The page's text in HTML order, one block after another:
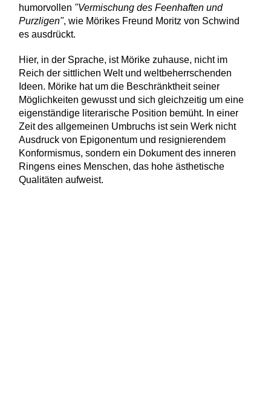
humorvollen "Vermischung des Feenhaften und
Purzligen", wie Mörikes Freund Moritz von Schwind
es ausdrückt.
Hier, in der Sprache, ist Mörike zuhause, nicht im
Reich der sittlichen Welt und weltbeherrschenden
Ideen. Mörike hat um die Beschränktheit seiner
Möglichkeiten gewusst und sich gleichzeitig um eine
eigenständige literarische Position bemüht. In einer
Zeit des allgemeinen Umbruchs ist sein Werk nicht
Ausdruck von Epigonentum und resignierendem
Konformismus, sondern ein Dokument des inneren
Ringens eines Menschen, das hohe ästhetische
Qualitäten aufweist.